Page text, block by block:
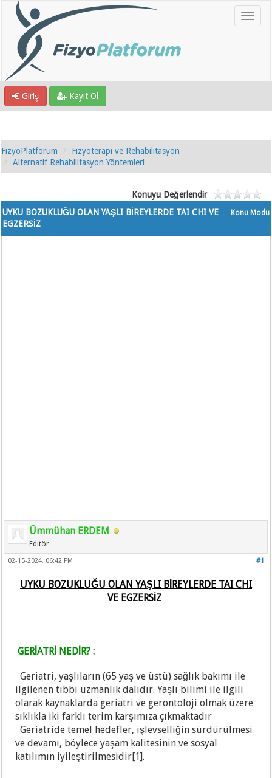
Giriş Kayıt Ol
FizyoPlatforum
Fizyoterapi ve Rehabilitasyon
Alternatif Rehabilitasyon Yöntemleri
Konuyu Değerlendir
Konu Modu
UYKU BOZUKLUĞU OLAN YAŞLI BİREYLERDE TAI CHI VE
EGZERSİZ
Ümmühan ERDEM
Editör
#1
02-15-2024, 06:42 PM
UYKU BOZUKLUĞU OLAN YAŞLI BİREYLERDE TAI CHI
VE EGZERSİZ
GERİATRİ NEDİR? :
Geriatri, yaşlıların (65 yaş ve üstü) sağlık bakımı ile
ilgilenen tıbbi uzmanlık dalıdır. Yaşlı bilimi ile ilgili
olarak kaynaklarda geriatri ve gerontoloji olmak üzere
sıklıkla iki farklı terim karşımıza çıkmaktadır
Geriatride temel hedefler, işlevselliğin sürdürülmesi
ve devamı, böylece yaşam kalitesinin ve sosyal
katılımın iyileştirilmesidir[1].